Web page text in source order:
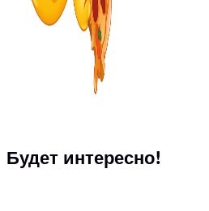
Будет интересно!